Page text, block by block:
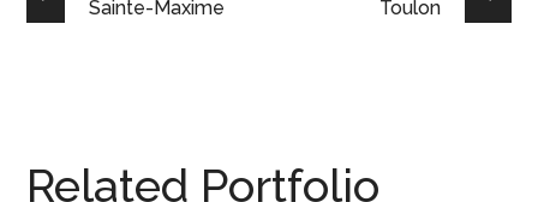
Sainte-Maxime
Toulon
Related Portfolio